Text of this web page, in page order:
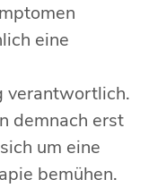
eine
verantwortlich.
demnach erst
um eine
bemühen.